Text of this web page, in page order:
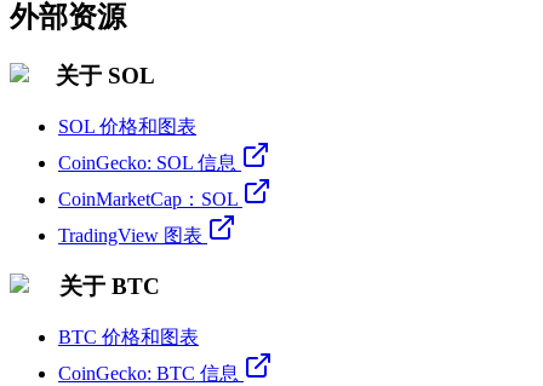
外部资源
关于 SOL
SOL 价格和图表
CoinGecko: SOL 信息
CoinMarketCap：SOL
TradingView 图表
关于 BTC
BTC 价格和图表
CoinGecko: BTC 信息